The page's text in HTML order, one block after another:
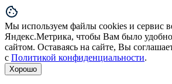
Мы используем файлы cookies и сервис
Яндекс.Метрика, чтобы Вам было удобно
сайтом. Оставаясь на сайте, Вы
с Политикой конфиденциальности.
Хорошо